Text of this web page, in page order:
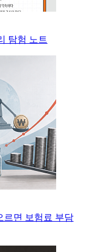
탐험 노트
르면 보험료 부담